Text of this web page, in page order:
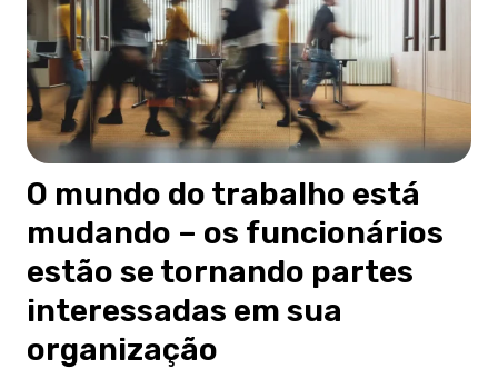
O mundo do trabalho está
mudando – os funcionários
estão se tornando partes
interessadas em sua
organização